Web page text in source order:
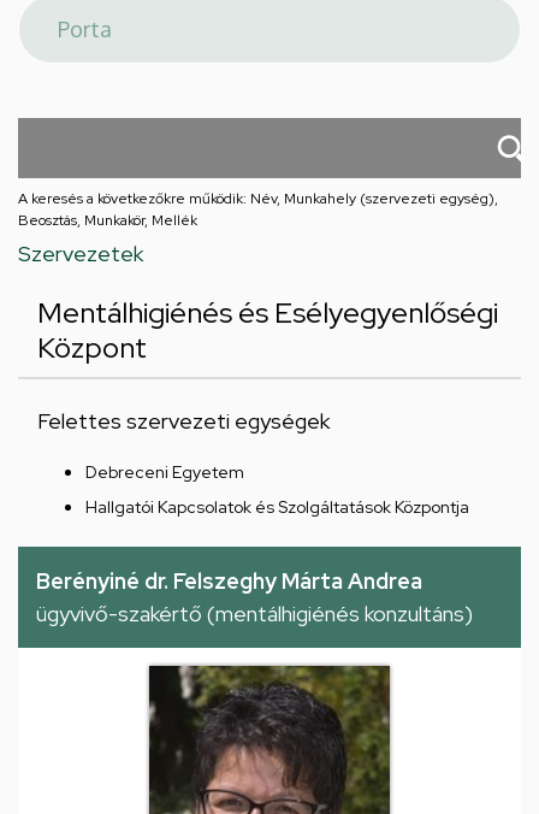
A keresés a következőkre működik: Név, Munkahely (szervezeti egység),
Beosztás, Munkakör, Mellék
Szervezetek
Mentálhigiénés és Esélyegyenlőségi
Központ
Felettes szervezeti egységek
Debreceni Egyetem
Hallgatói Kapcsolatok és Szolgáltatások Központja
Berényiné dr. Felszeghy Márta Andrea
ügyvivő-szakértő (mentálhigiénés konzultáns)